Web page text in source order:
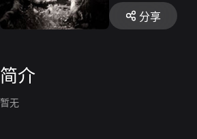
分享
简介
暂无